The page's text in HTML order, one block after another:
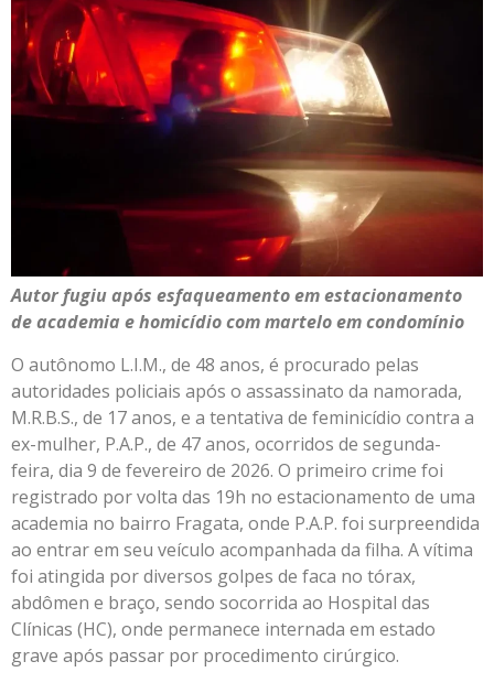
Autor fugiu após esfaqueamento em estacionamento
de academia e homicídio com martelo em condomínio
O autônomo L.I.M., de 48 anos, é procurado pelas
autoridades policiais após o assassinato da namorada,
M.R.B.S., de 17 anos, e a tentativa de feminicídio contra a
ex-mulher, P.A.P., de 47 anos, ocorridos de segunda-
feira, dia 9 de fevereiro de 2026. O primeiro crime foi
registrado por volta das 19h no estacionamento de uma
academia no bairro Fragata, onde P.A.P. foi surpreendida
ao entrar em seu veículo acompanhada da filha. A vítima
foi atingida por diversos golpes de faca no tórax,
abdômen e braço, sendo socorrida ao Hospital das
Clínicas (HC), onde permanece internada em estado
grave após passar por procedimento cirúrgico.